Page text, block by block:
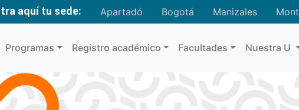
aquí tu sede: Apartadó Bogotá Manizales
Programas Registro académico Facultades Nuestra U